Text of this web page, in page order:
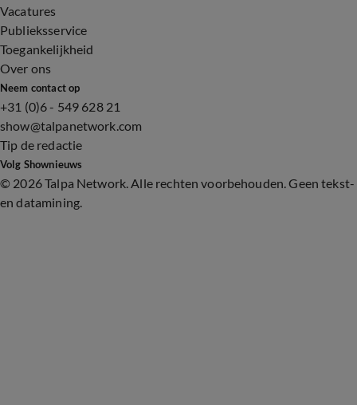
Vacatures
Publieksservice
Toegankelijkheid
Over ons
Neem contact op
+31 (0)6 - 549 628 21
show@talpanetwork.com
Tip de redactie
Volg Shownieuws
© 2026 Talpa Network. Alle rechten voorbehouden. Geen tekst-
en datamining.